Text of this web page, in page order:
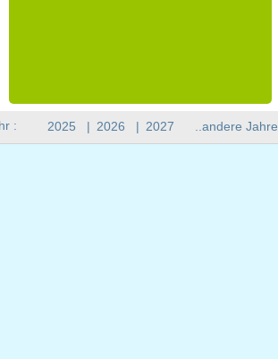
: 2025 | 2026 | 2027 ..andere Jahre